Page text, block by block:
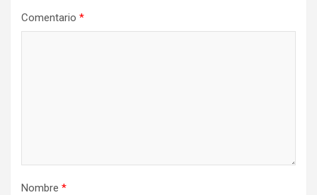
Comentario *
Nombre *